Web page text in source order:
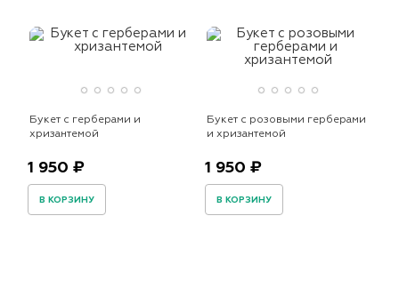
Букет с герберами и
хризантемой
1 950 ₽
В КОРЗИНУ
Букет с розовыми герберами
и хризантемой
1 950 ₽
В КОРЗИНУ